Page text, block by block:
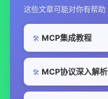
这些文章可能对你有帮助
🛠️ MCP集成教程
🛠️ MCP协议深入解析